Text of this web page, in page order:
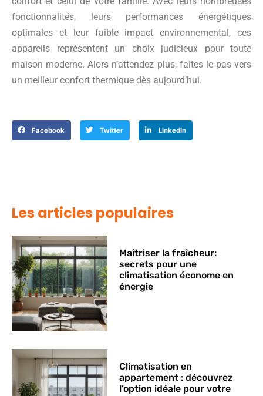
fonctionnalités, leurs performances énergétiques
optimales et leur faible impact environnemental, ces
appareils représentent un choix judicieux pour toute
maison moderne. Alors n’attendez plus, faites le pas vers
un meilleur confort thermique dès aujourd’hui.
Facebook Twitter LinkedIn
Les articles populaires
Maîtriser la fraîcheur:
secrets pour une
climatisation économe en
énergie
Climatisation en
appartement : découvrez
l’option idéale pour votre